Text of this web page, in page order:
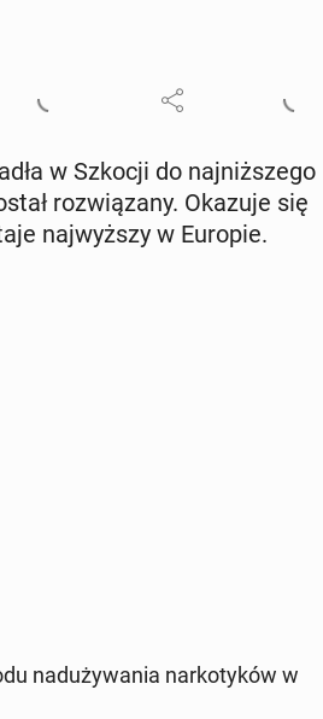
w Szkocji do naj­niż­sze­go
roz­wią­za­ny. Okazuje się
naj­wyż­szy w Europie.
nad­uży­wa­nia nar­ko­ty­ków w